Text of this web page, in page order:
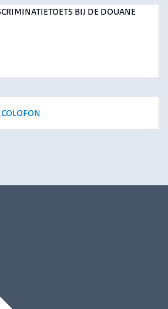
BIJ DE DOUANE
COLOFON